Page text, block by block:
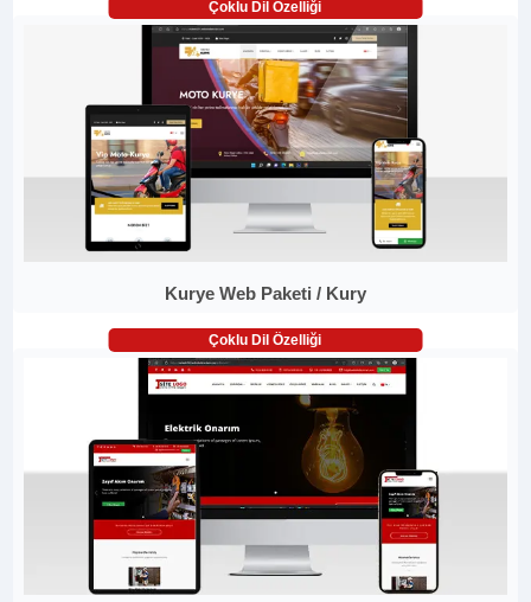
Çoklu Dil Özelliği
Kurye Web Paketi / Kury
Çoklu Dil Özelliği